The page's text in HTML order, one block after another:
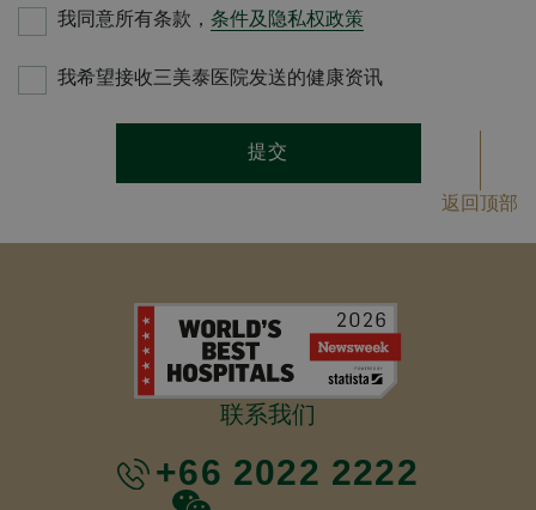
我同意所有条款， 条件及隐私权政策
我希望接收三美泰医院发送的健康资讯
提交
返回顶部
联系我们
+66 2022 2222